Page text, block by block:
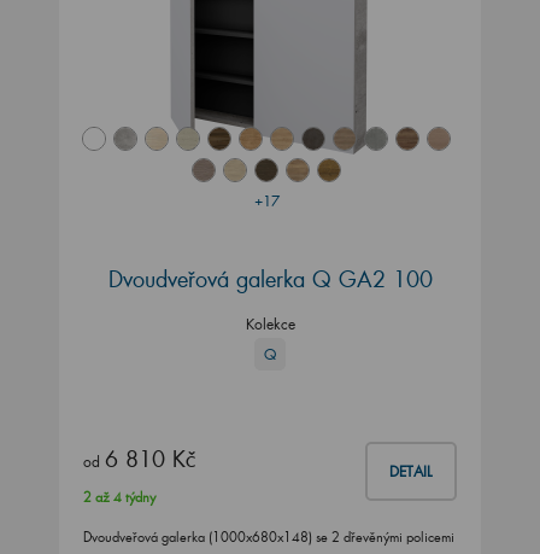
+17
Dvoudveřová galerka Q GA2 100
Kolekce
Q
od 6 810 Kč DETAIL
2 až 4 týdny
Dvoudveřová galerka (1000x680x148) se 2 dřevěnými policemi